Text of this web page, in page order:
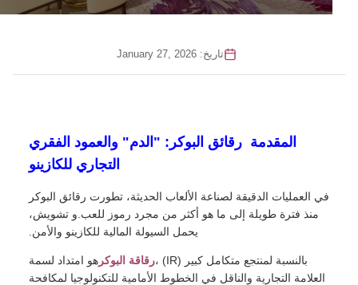
تاريخ: January 27, 2026
المقدمة ‬ رقائق البوكر: "الدم" والعمود الفقري
التجاري للكازينو
في العمليات الدقيقة لصناعة الألعاب الحديثة، تطورت رقائق البوكر
منذ فترة طويلة إلى ما هو أكثر من مجرد رموز للعب.و تشويش،
يحمل السيولة المالية للكازينو والأمن.
بالنسبة لمنتجع متكامل كبير (IR) ، رقاقة البوكر هو امتداد لسمة
العلامة التجارية والناقل في الخطوط الأمامية للتكنولوجيا لمكافحة